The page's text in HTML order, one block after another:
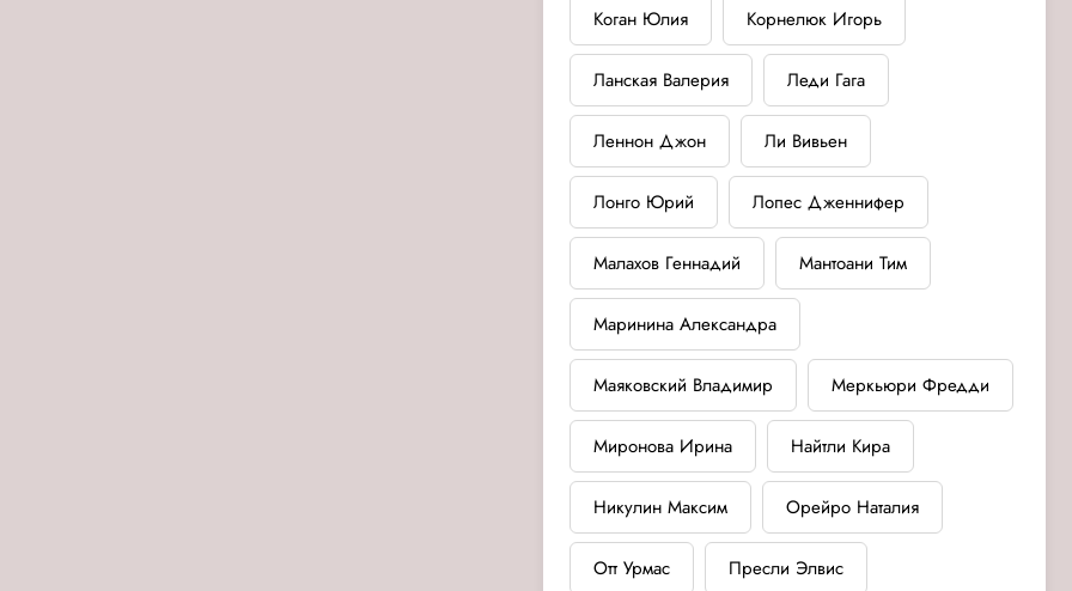
Коган Юлия Корнелюк Игорь
Ланская Валерия Леди Гага
Леннон Джон Ли Вивьен
Лонго Юрий Лопес Дженнифер
Малахов Геннадий Мантоани Тим
Маринина Александра
Маяковский Владимир Меркьюри Фредди
Миронова Ирина Найтли Кира
Никулин Максим Орейро Наталия
Отт Урмас Пресли Элвис